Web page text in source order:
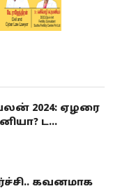
2024: ஏழரை
ட...
கவனமாக